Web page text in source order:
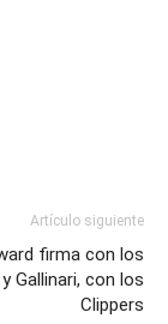
Artículo siguiente
firma con los
Gallinari, con los
Clippers